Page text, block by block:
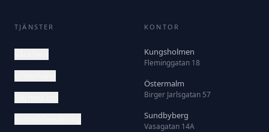
TJÄNSTER KONTOR
Kungsholmen
Fleminggatan 18
Östermalm
Birger Jarlsgatan 57
Sundbyberg
Vasagatan 14A